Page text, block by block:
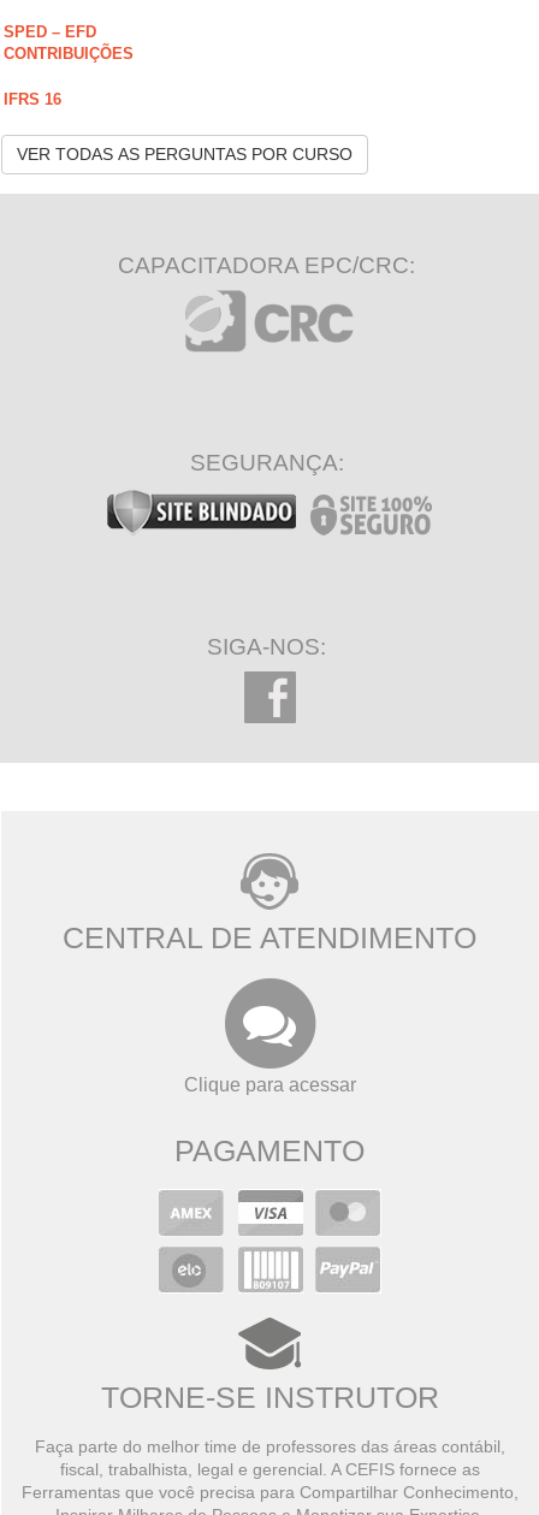
SPED – EFD
CONTRIBUIÇÕES
IFRS 16
VER TODAS AS PERGUNTAS POR CURSO
CAPACITADORA EPC/CRC:
SEGURANÇA:
SIGA-NOS:
CENTRAL DE ATENDIMENTO
Clique para acessar
PAGAMENTO
TORNE-SE INSTRUTOR
Faça parte do melhor time de professores das áreas contábil,
fiscal, trabalhista, legal e gerencial. A CEFIS fornece as
Ferramentas que você precisa para Compartilhar Conhecimento,